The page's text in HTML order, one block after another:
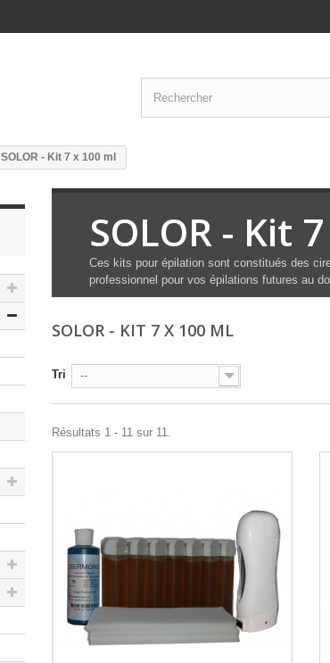
SOLOR - Kit 7 x 100 ml
SOLOR - Kit
Ces kits pour épilation sont constitués des
professionnel pour vos épilations futures au
SOLOR - KIT 7 X 100 ML
Tri --
Résultats 1 - 11 sur 11.